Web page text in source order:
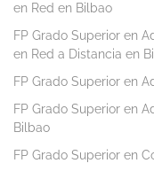
en Red en Bilbao
FP Grado Superior en
en Red a Distancia en
FP Grado Superior en
FP Grado Superior en
Bilbao
FP Grado Superior en